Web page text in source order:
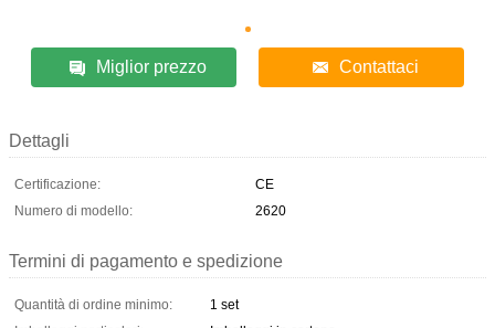
Miglior prezzo Contattaci
Dettagli
Certificazione:
CE
Numero di modello:
2620
Termini di pagamento e spedizione
Quantità di ordine minimo:
1 set